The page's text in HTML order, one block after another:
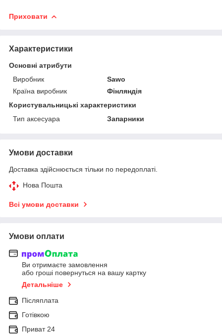
Приховати
Характеристики
Основні атрибути
Виробник
Sawo
Країна виробник
Фінляндія
Користувальницькі характеристики
Тип аксесуара
Запарники
Умови доставки
Доставка здійснюється тільки по передоплаті.
Нова Пошта
Всі умови доставки
Умови оплати
Ви отримаєте замовлення
або гроші повернуться на вашу картку
Детальніше
Післяплата
Готівкою
Приват 24